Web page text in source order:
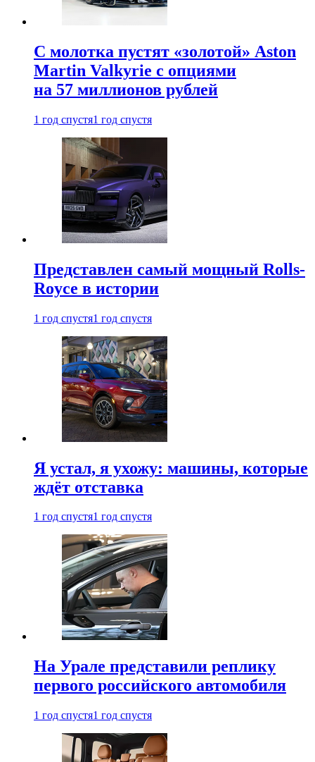
С молотка пустят «золотой» Aston
Martin Valkyrie с опциями
на 57 миллионов рублей
1 год спустя1 год спустя
Представлен самый мощный Rolls-
Royce в истории
1 год спустя1 год спустя
Я устал, я ухожу: машины, которые
ждёт отставка
1 год спустя1 год спустя
На Урале представили реплику
первого российского автомобиля
1 год спустя1 год спустя